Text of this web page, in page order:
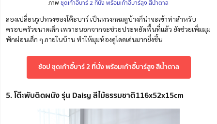
ภาพ ชุดเก้าอี้บาร์ 2 ที่นั่ง พร้อมเก้าอี้บาร์สูง สีน้ำตาล
ลองเปลี่ยนรูปทรงของโต๊ะบาร์ เป็นทรงกลมดูบ้างก็น่าจะเข้าท่าสำหรับ
ครอบครัวขนาดเล็ก เพราะนอกจากจะช่วยประหยัดพื้นที่แล้ว ยังช่วยเพิ่มมุม
พักผ่อนเล็ก ๆ ภายในบ้าน ทำให้มุมห้องดูโดดเด่นมากยิ่งขึ้น
ช้อป ชุดเก้าอี้บาร์ 2 ที่นั่ง พร้อมเก้าอี้บาร์สูง สีน้ำตาล
5. โต๊ะพับติดผนัง รุ่น Daisy สีไม้ธรรมชาติ116x52x15cm